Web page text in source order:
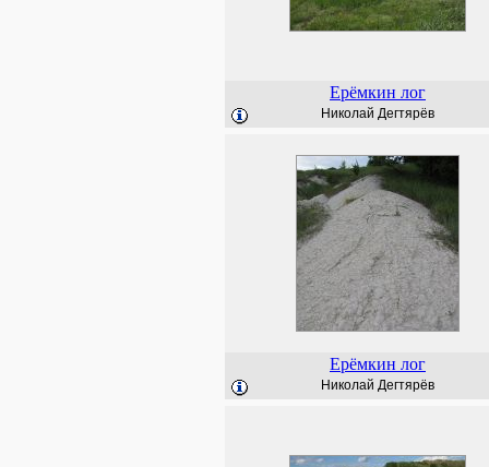
Ерёмкин лог
Николай Дегтярёв
Ерёмкин лог
Николай Дегтярёв